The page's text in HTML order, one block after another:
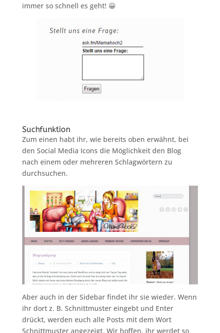
immer so schnell es geht! 😀
Suchfunktion
Zum einen habt ihr, wie bereits oben erwähnt, bei
den Social Media Icons die Möglichkeit den Blog
nach einem oder mehreren Schlagwörtern zu
durchsuchen.
Aber auch in der Sidebar findet ihr sie wieder. Wenn
ihr dort z. B. Schnittmuster eingebt und Enter
drückt, werden euch alle Posts mit dem Wort
Schnittmuster angezeigt. Wir hoffen, ihr werdet so